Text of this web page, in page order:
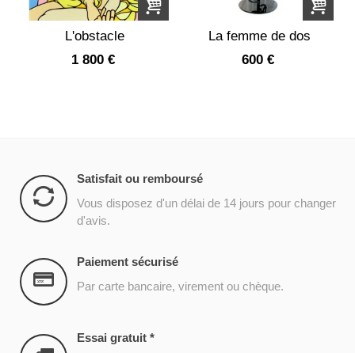
L'obstacle
1 800 €
La femme de dos
600 €
Satisfait ou remboursé
Vous disposez d'un délai de 14 jours pour changer
d'avis.
Paiement sécurisé
Par carte bancaire, virement ou chèque.
Essai gratuit *